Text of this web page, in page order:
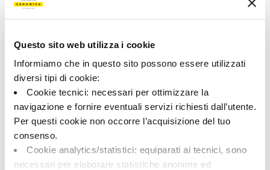
Questo sito web utilizza i cookie
Informiamo che in questo sito possono essere utilizzati
diversi tipi di cookie:
Cookie tecnici: necessari per ottimizzare la
navigazione e fornire eventuali servizi richiesti dall’utente.
Per questi cookie non occorre l’acquisizione del tuo
consenso.
Cookie analytics/statistici: equiparati ai tecnici, sono
necessari per elaborare statistiche anonime ed
193170 | A.RCK 36G RM
Collection
00917
Gris
Catégorie:
Fond
Format:
naturel
Aspect superficiel:
mat
Stonalisation: